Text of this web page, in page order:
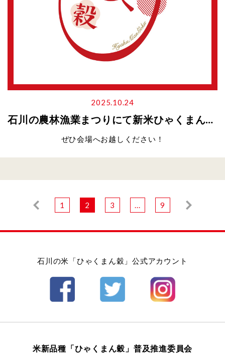
2025.10.24
石川の農林漁業まつりにて新米ひゃくまん穀の振る舞いイベント開催！
ぜひ会場へお越しください！
1 2 3 ... 9
米新品種「ひゃくまん穀」普及推進委員会
石川の米「ひゃくまん穀」公式アカウント